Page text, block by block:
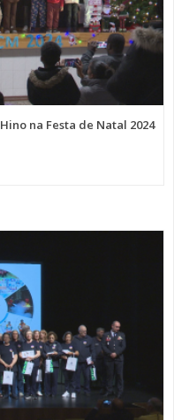
na Festa de Natal 2024